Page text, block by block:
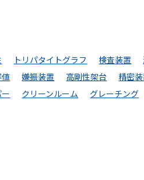
トリパタイトグラフ 検査装置
値
嫌振装置 高剛性架台 精密
クリーンルーム グレーチング